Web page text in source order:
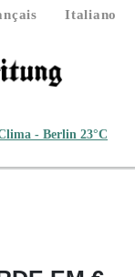
Italiano
- Berlin 23°C